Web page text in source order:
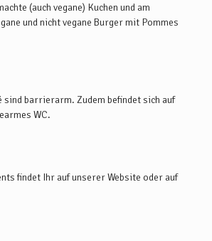
(auch vegane) Kuchen und am
und nicht vegane Burger mit Pommes
findet Ihr auf unserer Website oder auf
sind barrierarm. Zudem befindet sich auf
WC.